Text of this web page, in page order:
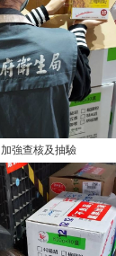
加強查核及抽驗